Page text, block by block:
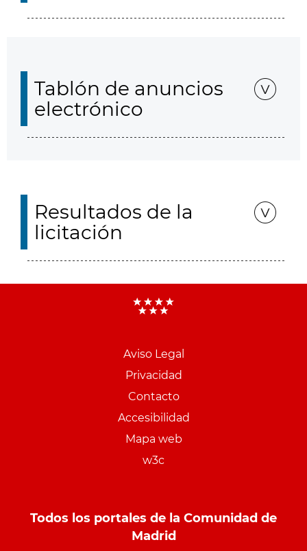
Tablón de anuncios
electrónico
Resultados de la
licitación
Aviso Legal
Privacidad
Contacto
Accesibilidad
Mapa web
w3c
Todos los portales de la Comunidad de
Madrid